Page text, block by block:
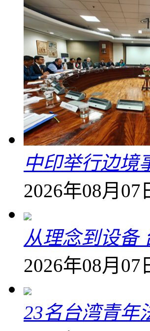
中印举行边境
2026年08月07
从理念到设备
2026年08月07
23名台湾青年